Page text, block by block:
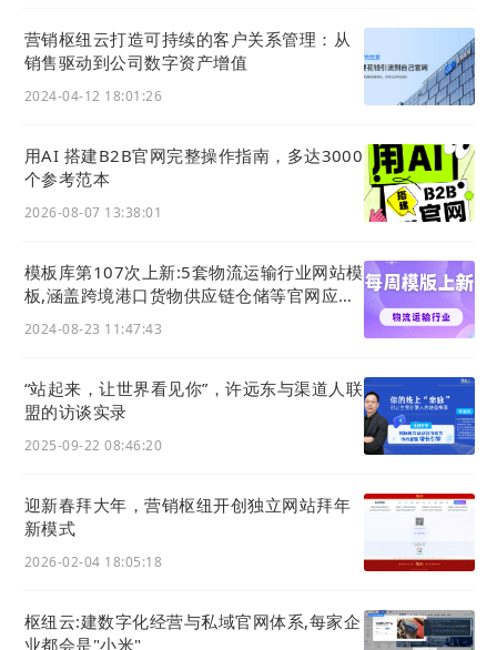
营销枢纽云打造可持续的客户关系管理：从
销售驱动到公司数字资产增值
2024-04-12 18:01:26
用AI 搭建B2B官网完整操作指南，多达3000
个参考范本
2026-08-07 13:38:01
模板库第107次上新:5套物流运输行业网站模
板,涵盖跨境港口货物供应链仓储等官网应用
2024-08-23 11:47:43
“站起来，让世界看见你”，许远东与渠道人联
盟的访谈实录
2025-09-22 08:46:20
迎新春拜大年，营销枢纽开创独立网站拜年
新模式
2026-02-04 18:05:18
枢纽云:建数字化经营与私域官网体系,每家企
业都会是"小米"